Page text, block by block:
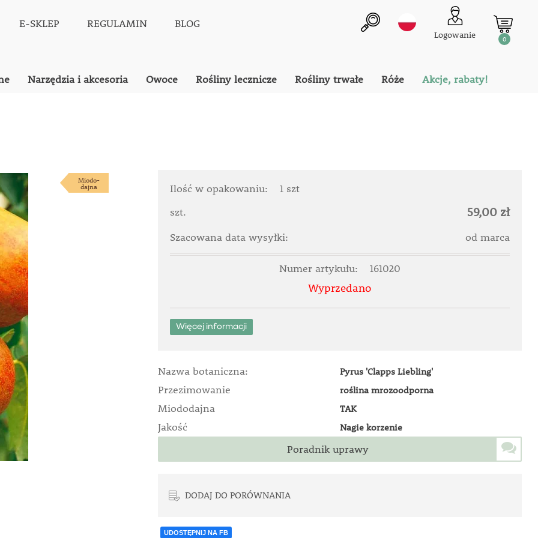
E-SKLEP REGULAMIN BLOG
Logowanie 0
Narzędzia i akcesoria Owoce Rośliny lecznicze Rośliny trwałe Róże Akcje, rabaty!
Miodo-
dajna Ilość w opakowaniu:
1 szt
szt.
59,00 zł
Szacowana data wysyłki: od marca
Numer artykułu: 161020
Wyprzedano
Więcej informacji
Nazwa botaniczna: Pyrus 'Clapps Liebling'
Przezimowanie roślina mrozoodporna
Miododajna TAK
Jakość Nagie korzenie
Poradnik uprawy
DODAJ DO PORÓWNANIA
UDOSTĘPNIJ NA FB